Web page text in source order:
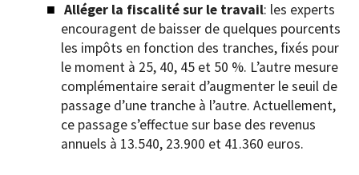
Alléger la fiscalité sur le travail: les experts
encouragent de baisser de quelques pourcents
les impôts en fonction des tranches, fixés pour
le moment à 25, 40, 45 et 50 %. L’autre mesure
complémentaire serait d’augmenter le seuil de
passage d’une tranche à l’autre. Actuellement,
ce passage s’effectue sur base des revenus
annuels à 13.540, 23.900 et 41.360 euros.